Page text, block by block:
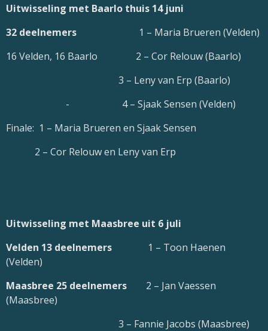
Uitwisseling met Baarlo thuis 14 juni
32 deelnemers 1 – Maria Brueren (Velden)
16 Velden, 16 Baarlo 2 – Cor Relouw (Baarlo)
3 – Leny van Erp (Baarlo)
- 4 – Sjaak Sensen (Velden)
Finale: 1 – Maria Brueren en Sjaak Sensen
2 – Cor Relouw en Leny van Erp
Uitwisseling met Maasbree uit 6 juli
Velden 13 deelnemers 1 – Toon Haenen
(Velden)
Maasbree 25 deelnemers 2 – Jan Vaessen
(Maasbree)
3 – Fannie Jacobs (Maasbree)